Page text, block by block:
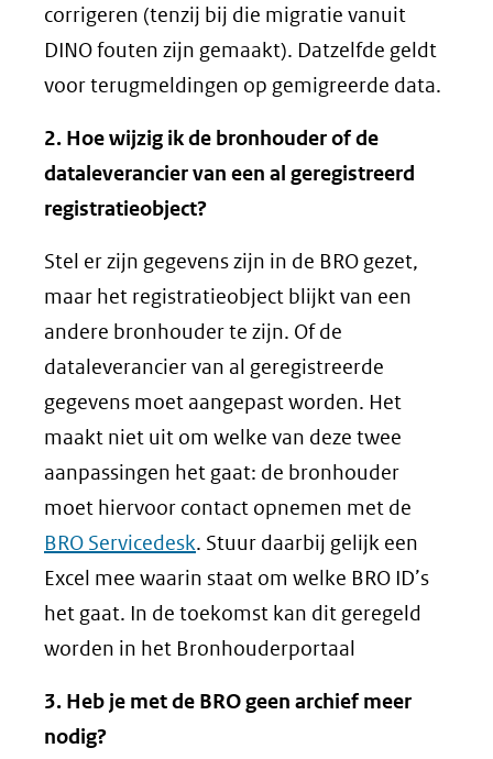
corrigeren (tenzij bij die migratie vanuit
DINO fouten zijn gemaakt). Datzelfde geldt
voor terugmeldingen op gemigreerde data.
2. Hoe wijzig ik de bronhouder of de
dataleverancier van een al geregistreerd
registratieobject?
Stel er zijn gegevens zijn in de BRO gezet,
maar het registratieobject blijkt van een
andere bronhouder te zijn. Of de
dataleverancier van al geregistreerde
gegevens moet aangepast worden. Het
maakt niet uit om welke van deze twee
aanpassingen het gaat: de bronhouder
moet hiervoor contact opnemen met de
BRO Servicedesk. Stuur daarbij gelijk een
Excel mee waarin staat om welke BRO ID’s
het gaat. In de toekomst kan dit geregeld
worden in het Bronhouderportaal
3. Heb je met de BRO geen archief meer
nodig?